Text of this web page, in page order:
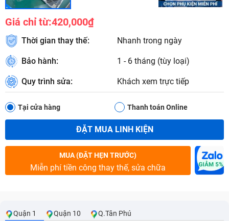
Giá chỉ từ:420,000₫
Thời gian thay thế: Nhanh trong ngày
Bảo hành: 1 - 6 tháng (tùy loại)
Quy trình sửa: Khách xem trực tiếp
Tại cửa hàng Thanh toán Online
ĐẶT MUA LINH KIỆN
MUA (ĐẶT HẸN TRƯỚC)
Miễn phí tiền công thay thế, sửa chữa
Quận 1 Quận 10 Q.Tân Phú